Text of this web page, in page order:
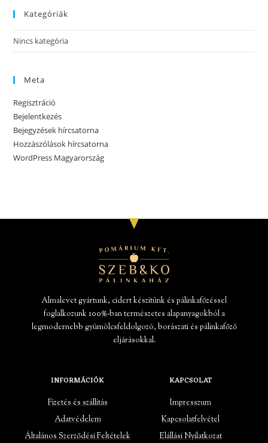
Kategóriák
Nincs kategória
Meta
Regisztráció
Bejelentkezés
Bejegyzések hírcsatorna
Hozzászólások hírcsatorna
WordPress Magyarország
Almalevet gyártunk, cidert készítünk és pálinkafőzéssel
foglalkozunk 100%-ban természetes alapanyagokból a
legmodernebb gyümölcsfeldolgozó, borászati és pálinkafőző
eljárásokkal.
INFORMÁCIÓK
Fizetés és szállítás
Adatvédelem
Általános Szerződési Feltételek
KAPCSOLAT
Impresszum
Kapcsolatfelvétel
Elállási Nyilatkozat